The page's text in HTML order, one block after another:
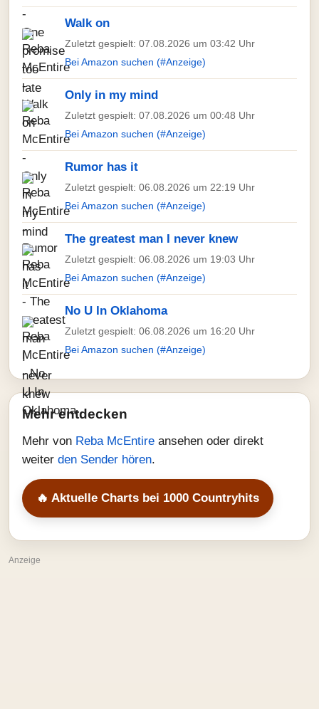
Walk on
Zuletzt gespielt: 07.08.2026 um 03:42 Uhr
Bei Amazon suchen (#Anzeige)
Only in my mind
Zuletzt gespielt: 07.08.2026 um 00:48 Uhr
Bei Amazon suchen (#Anzeige)
Rumor has it
Zuletzt gespielt: 06.08.2026 um 22:19 Uhr
Bei Amazon suchen (#Anzeige)
The greatest man I never knew
Zuletzt gespielt: 06.08.2026 um 19:03 Uhr
Bei Amazon suchen (#Anzeige)
No U In Oklahoma
Zuletzt gespielt: 06.08.2026 um 16:20 Uhr
Bei Amazon suchen (#Anzeige)
Mehr entdecken
Mehr von Reba McEntire ansehen oder direkt
weiter den Sender hören.
🔥 Aktuelle Charts bei 1000 Countryhits
Anzeige